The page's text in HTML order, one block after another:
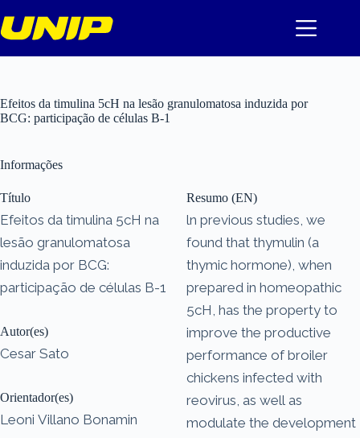
para
o
Efeitos da timulina 5cH na lesão granulomatosa induzida por
BCG: participação de células B-1
Informações
Título
Efeitos da timulina 5cH na
lesão granulomatosa
induzida por BCG:
participação de células B-1
Autor(es)
Cesar Sato
Orientador(es)
Leoni Villano Bonamin
Resumo (EN)
ln previous studies, we
found that thymulin (a
thymic hormone), when
prepared in homeopathic
5cH, has the property to
improve the productive
performance of broiler
chickens infected with
reovirus, as well as
modulate the development